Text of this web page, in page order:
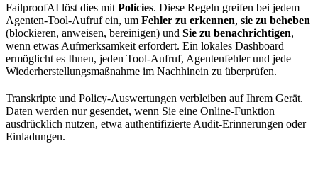
FailproofAI löst dies mit Policies. Diese Regeln greifen bei jedem
Agenten-Tool-Aufruf ein, um Fehler zu erkennen, sie zu beheben
(blockieren, anweisen, bereinigen) und Sie zu benachrichtigen,
wenn etwas Aufmerksamkeit erfordert. Ein lokales Dashboard
ermöglicht es Ihnen, jeden Tool-Aufruf, Agentenfehler und jede
Wiederherstellungsmaßnahme im Nachhinein zu überprüfen.
Transkripte und Policy-Auswertungen verbleiben auf Ihrem Gerät.
Daten werden nur gesendet, wenn Sie eine Online-Funktion
ausdrücklich nutzen, etwa authentifizierte Audit-Erinnerungen oder
Einladungen.